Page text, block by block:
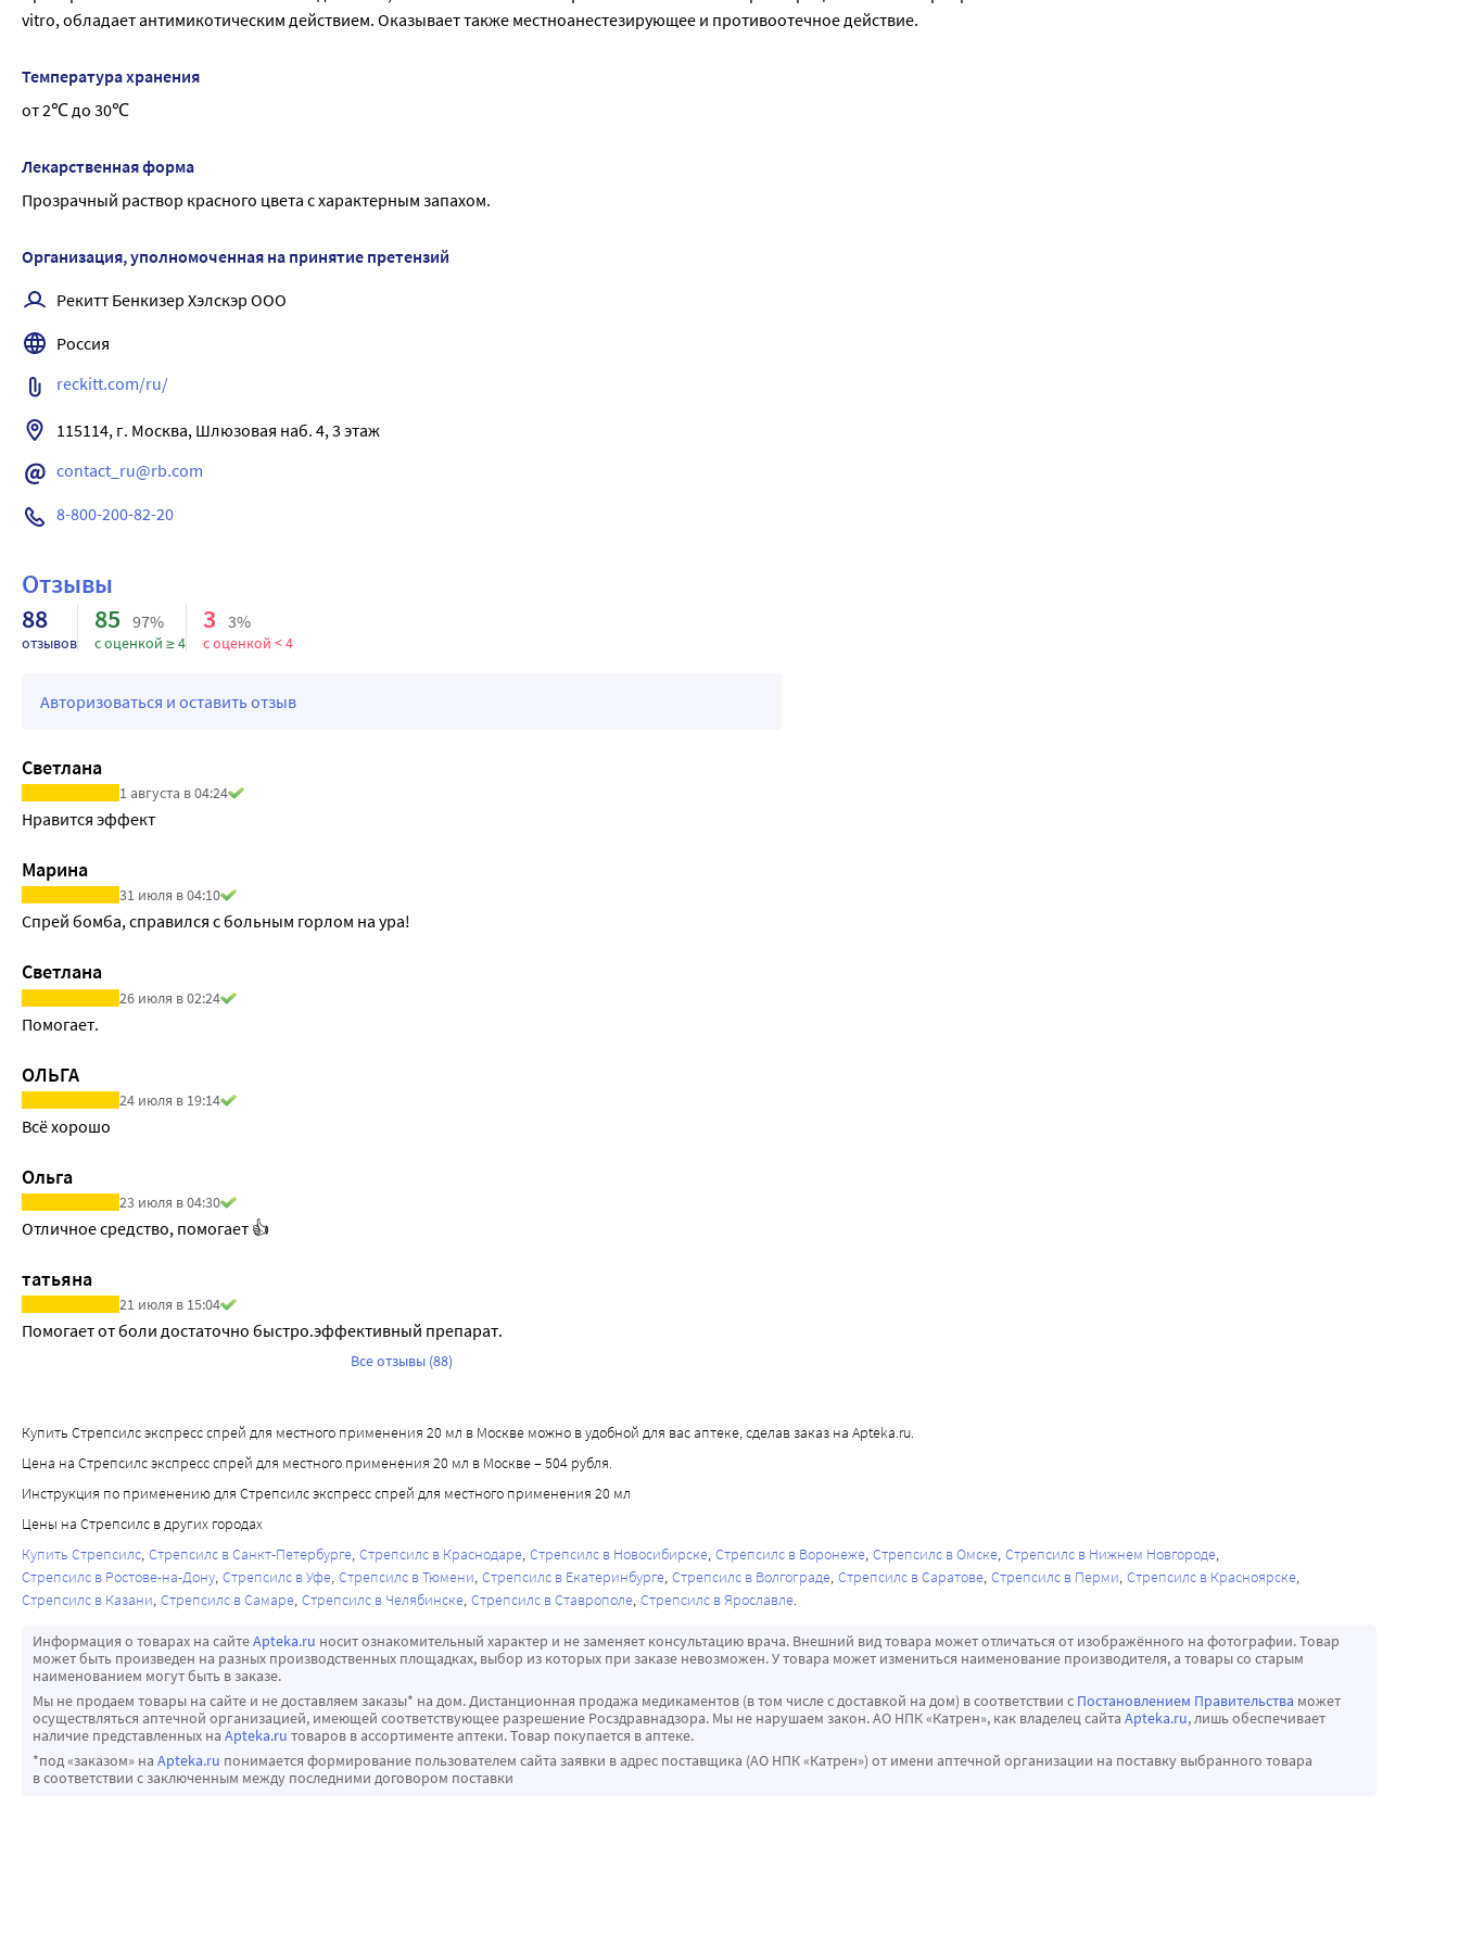
vitro, обладает антимикотическим действием. Оказывает также местноанестезирующее и противоотечное действие.
Температура хранения
от 2℃ до 30℃
Лекарственная форма
Прозрачный раствор красного цвета с характерным запахом.
Организация, уполномоченная на принятие претензий
Рекитт Бенкизер Хэлскэр ООО
Россия
reckitt.com/ru/
115114, г. Москва, Шлюзовая наб. 4, 3 этаж
contact_ru@rb.com
8-800-200-82-20
Отзывы
88
отзывов
85 97%
с оценкой ≥ 4
3 3%
с оценкой < 4
Авторизоваться и оставить отзыв
Светлана
1 августа в 04:24
Нравится эффект
Марина
31 июля в 04:10
Спрей бомба, справился с больным горлом на ура!
Светлана
26 июля в 02:24
Помогает.
ОЛЬГА
24 июля в 19:14
Всё хорошо
Ольга
23 июля в 04:30
Отличное средство, помогает 👍
татьяна
21 июля в 15:04
Помогает от боли достаточно быстро.эффективный препарат.
Все отзывы (88)
Купить Стрепсилс экспресс спрей для местного применения 20 мл в Москве можно в удобной для вас аптеке, сделав заказ на Apteka.ru.
Цена на Стрепсилс экспресс спрей для местного применения 20 мл в Москве – 504 рубля.
Инструкция по применению для Стрепсилс экспресс спрей для местного применения 20 мл
Цены на Стрепсилс в других городах
Купить Стрепсилс Стрепсилс в Санкт-Петербурге Стрепсилс в Краснодаре Стрепсилс в Новосибирске Стрепсилс в Воронеже Стрепсилс в Омске Стрепсилс в Нижнем Новгороде
Стрепсилс в Ростове-на-Дону Стрепсилс в Уфе Стрепсилс в Тюмени Стрепсилс в Екатеринбурге Стрепсилс в Волгограде Стрепсилс в Саратове Стрепсилс в Перми Стрепсилс в Красноярске
Стрепсилс в Казани Стрепсилс в Самаре Стрепсилс в Челябинске Стрепсилс в Ставрополе Стрепсилс в Ярославле
Информация о товарах на сайтеApteka.ru носит ознакомительный характер и не заменяет консультацию врача. Внешний вид товара может отличаться от изображённого на фотографии. Товар
может быть произведен на разных производственных площадках, выбор из которых при заказе невозможен. У товара может измениться наименование производителя, а товары со старым
наименованием могут быть в заказе.
Мы не продаем товары на сайте и не доставляем заказы* на дом. Дистанционная продажа медикаментов (в том числе с доставкой на дом) в соответствии с Постановлением Правительства может
осуществляться аптечной организацией, имеющей соответствующее разрешение Росздравнадзора. Мы не нарушаем закон. АО НПК «Катрен», как владелец сайта Apteka.ru, лишь обеспечивает
наличие представленных на Apteka.ru товаров в ассортименте аптеки. Товар покупается в аптеке.
*под «заказом» на Apteka.ru понимается формирование пользователем сайта заявки в адрес поставщика (АО НПК «Катрен») от имени аптечной организации на поставку выбранного товара
в соответствии с заключенным между последними договором поставки